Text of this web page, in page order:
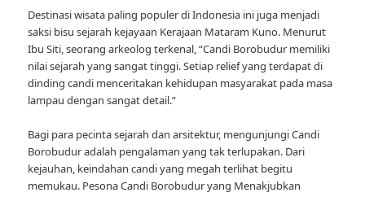
Destinasi wisata paling populer di Indonesia ini juga menjadi
saksi bisu sejarah kejayaan Kerajaan Mataram Kuno. Menurut
Ibu Siti, seorang arkeolog terkenal, “Candi Borobudur memiliki
nilai sejarah yang sangat tinggi. Setiap relief yang terdapat di
dinding candi menceritakan kehidupan masyarakat pada masa
lampau dengan sangat detail.”
Bagi para pecinta sejarah dan arsitektur, mengunjungi Candi
Borobudur adalah pengalaman yang tak terlupakan. Dari
kejauhan, keindahan candi yang megah terlihat begitu
memukau. Pesona Candi Borobudur yang Menakjubkan